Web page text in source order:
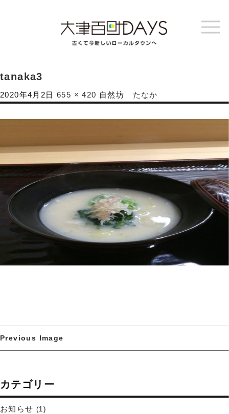
tanaka3
2020年4月2日 655 × 420 自然坊 たなか
Previous Image
カテゴリー
お知らせ (1)